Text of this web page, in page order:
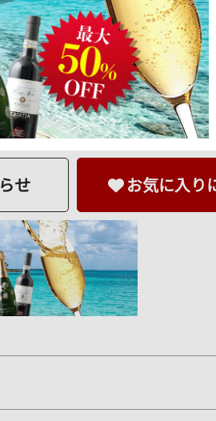
ディアムボディ 750ml
せ お気に入り